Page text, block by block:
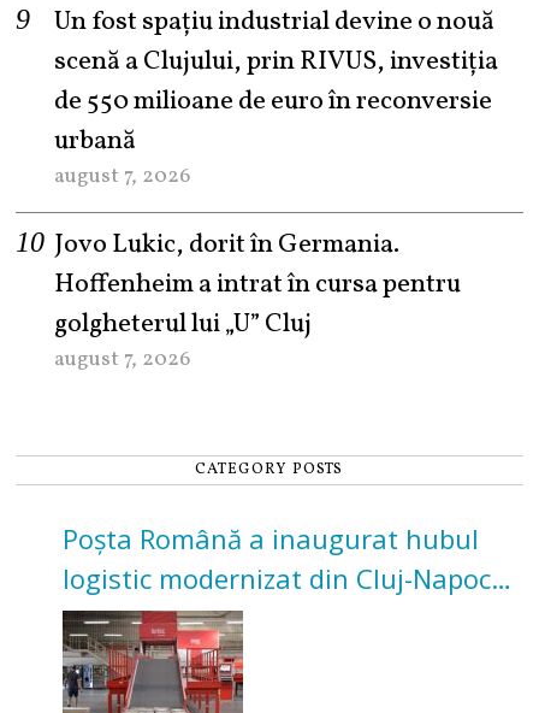
Un fost spațiu industrial devine o nouă
scenă a Clujului, prin RIVUS, investiția
de 550 milioane de euro în reconversie
urbană
august 7, 2026
Jovo Lukic, dorit în Germania.
Hoffenheim a intrat în cursa pentru
golgheterul lui „U” Cluj
august 7, 2026
CATEGORY POSTS
Poșta Română a inaugurat hubul
logistic modernizat din Cluj-Napoca.
Investiție de 3 milioane de euro